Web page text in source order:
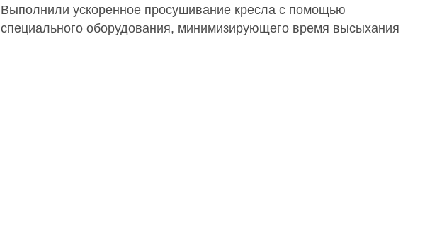
Выполнили ускоренное просушивание кресла с помощью
специального оборудования, минимизирующего время высыхания